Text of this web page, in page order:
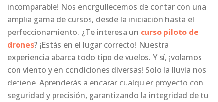
incomparable! Nos enorgullecemos de contar con una
amplia gama de cursos, desde la iniciación hasta el
perfeccionamiento. ¿Te interesa un curso piloto de
drones? ¡Estás en el lugar correcto! Nuestra
experiencia abarca todo tipo de vuelos. Y sí, ¡volamos
con viento y en condiciones diversas! Solo la lluvia nos
detiene. Aprenderás a encarar cualquier proyecto con
seguridad y precisión, garantizando la integridad de tu